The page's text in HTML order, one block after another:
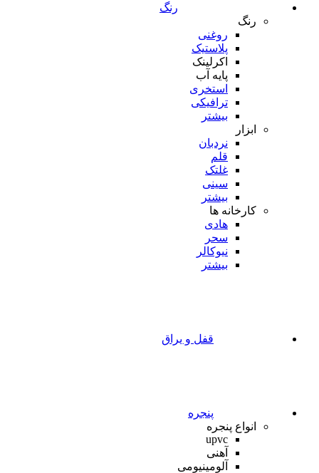
رنگ
رنگ
روغنی
پلاستیک
اکرلینک
پایه آب
استخری
ترافیکی
بیشتر
ابزار
نردبان
قلم
غلتک
سینی
بیشتر
کارخانه ها
هادی
سحر
نیوکالر
بیشتر
قفل و یراق
پنجره
انواع پنجره
upvc
آهنی
آلومینیومی